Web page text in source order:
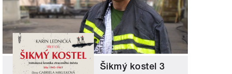
Šikmý kostel 3